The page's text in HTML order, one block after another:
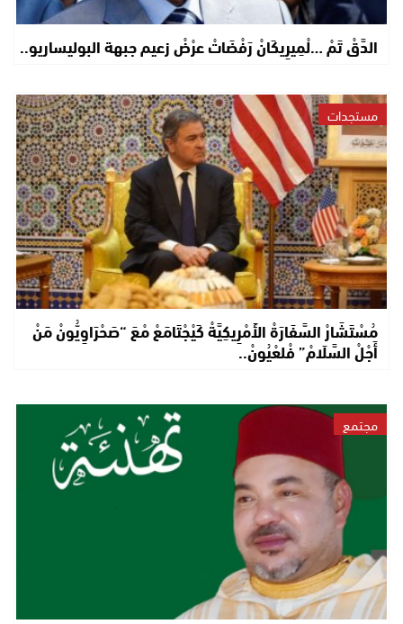
الدَّقْ تَمْ …لْمِيرِيكَانْ رَفْضَاتْ عرْضْ زعيم جبهة البوليساريو..
مستجدات
مُسْتَشَارْ السَّفَارَةْ الأَمْرِيكِيَّةْ كَيْجْتَامَعْ مْعَ “صَحْرَاوِيُّونْ مَنْ
أَجْلْ السَّلَامْ” فْلعْيُونْ..
مجتمع